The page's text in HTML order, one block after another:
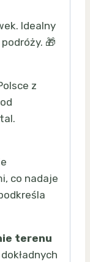
Idealny
🎁
z
co nadaje
terenu